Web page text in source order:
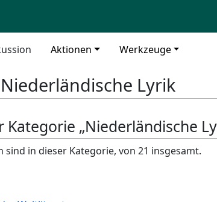
Aktionen Werkzeuge
Niederländische Lyrik
Kategorie „Niederländische
sind in dieser Kategorie, von 21 insgesamt.